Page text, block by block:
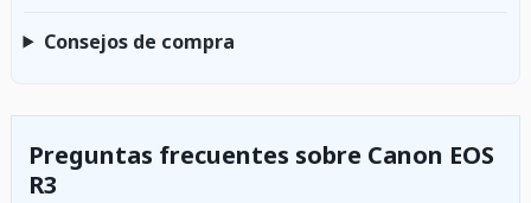
Consejos de compra
Preguntas frecuentes sobre Canon EOS
R3